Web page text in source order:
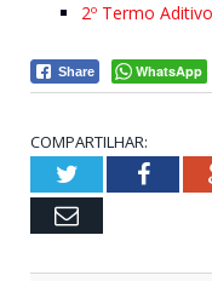
2º Termo Aditivo
Share WhatsApp
COMPARTILHAR:
Twitter
Email